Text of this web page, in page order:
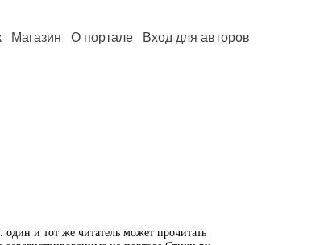
Магазин О портале Вход для авторов
один и тот же читатель может прочитать